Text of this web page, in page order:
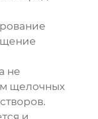
не
щелочных